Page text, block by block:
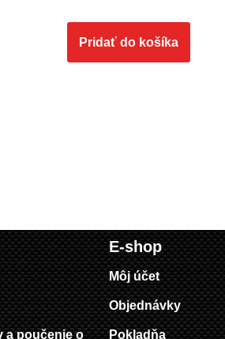
Pridať do košíka
a poučenie o
E-shop
Môj účet
Objednávky
Pokladňa